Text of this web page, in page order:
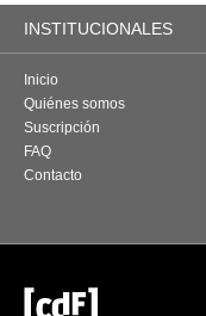
INSTITUCIONALES
Inicio
Quiénes somos
Suscripción
FAQ
Contacto